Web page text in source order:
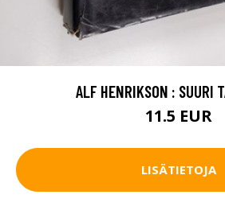
ALF HENRIKSON : SUURI
11.5 EUR
LISÄTIETOJA